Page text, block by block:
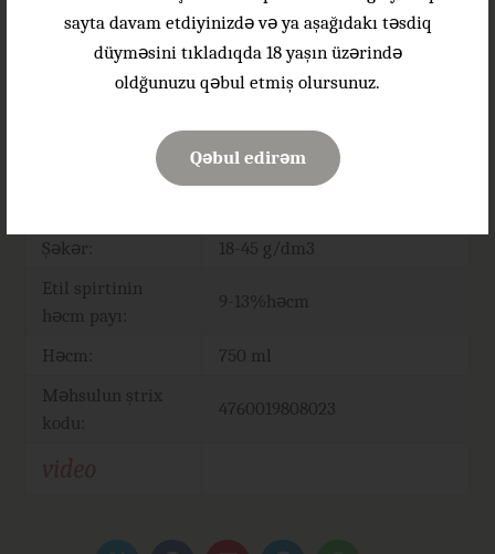
Qida uyğunluğu:
Quş və qırmızı ətindən
hazırlanmış yeməklər ilə,
eləcə də yüngül giləmeyvə
tövsiyə olunur
Süfrəyə verilmə
Şəkər:
18-45 g/dm3
Etil spirtinin
həcm payı:
9-13%həcm
Həcm:
750 ml
Məhsulun ştrix
kodu:
4760019808023
sayta davam etdiyinizdə və ya aşağıdakı təsdiq
düyməsini tıkladıqda 18 yaşın üzərində
oldğunuzu qəbul etmiş olursunuz.
Qəbul edirəm